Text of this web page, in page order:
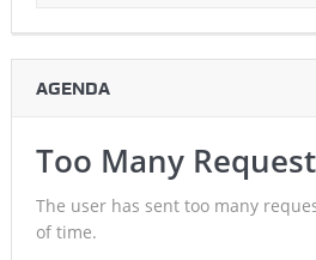
AGENDA
Too Many
The user has sent too many
of time.